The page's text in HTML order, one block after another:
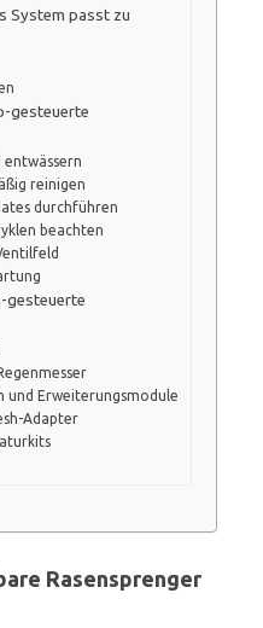
System passt zu
gesteuerte
reinigen
durchführen
beachten
gesteuerte
und Erweiterungsmodule
Adapter
Rasensprenger